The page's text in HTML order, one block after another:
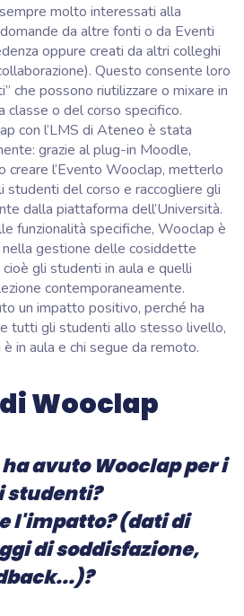
molto interessati alla
da altre fonti o da Eventi
oppure creati da altri colleghi
Questo consente loro
che possono riutilizzare o mixare in
classe o del corso specifico.
con l’LMS di Ateneo è stata
grazie al plug-in Moodle,
creare l’Evento Wooclap, metterlo
studenti del corso e raccogliere gli
dalla piattaforma dell’Università.
funzionalità specifiche, Wooclap è
gestione delle cosiddette
gli studenti in aula e quelli
contemporaneamente.
un impatto positivo, perché ha
tutti gli studenti allo stesso livello,
in aula e chi segue da remoto.
Wooclap
avuto Wooclap per i
studenti?
l'impatto? (dati di
di soddisfazione,